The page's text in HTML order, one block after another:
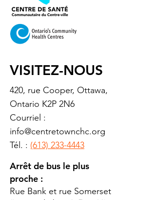
VISITEZ-NOUS
420, rue Cooper, Ottawa,
Ontario K2P 2N6
Courriel :
info@centretownchc.org
Tél. : (613) 233-4443
Arrêt de bus le plus
proche :
Rue Bank et rue Somerset